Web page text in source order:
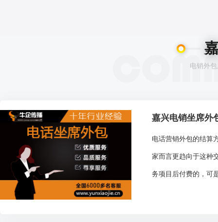
电销外
嘉兴电销坐席外
电话营销外包的结算
家而言更趋向于这种
务项目后付费的，可